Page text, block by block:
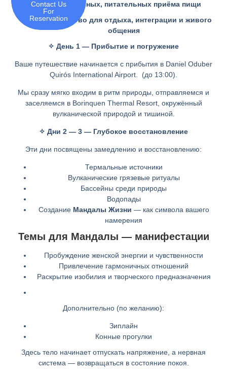
3 натуральных, питательных приёма пищи
Пространство для отдыха, интеграции и живого
общения
✧ День 1 — Прибытие и погружение
Ваше путешествие начинается с прибытия в Daniel Oduber
Quirós International Airport. (до 13:00).
Мы сразу мягко входим в ритм природы, отправляемся и
заселяемся в Borinquen Thermal Resort, окружённый
вулканической природой и тишиной.
✧ Дни 2 — 3 — Глубокое восстановление
Эти дни посвящены замедлению и восстановлению:
Термальные источники
Вулканические грязевые ритуалы
Бассейны среди природы
Водопады
Создание Мандалы Жизни — как символа вашего
намерения
Темы для Мандалы — манифестации
Пробуждение женской энергии и чувственности
Привлечение гармоничных отношений
Раскрытие изобилия и творческого предназначения
Дополнительно (по желанию):
Зиплайн
Конные прогулки
Здесь тело начинает отпускать напряжение, а нервная
система — возвращаться в состояние покоя.
Contact Us
For
Reservation